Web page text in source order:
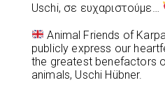
Uschi, σε ευχαριστούμε…
Animal Friends of
publicly express our
the greatest benefactors
animals, Uschi Hübner.